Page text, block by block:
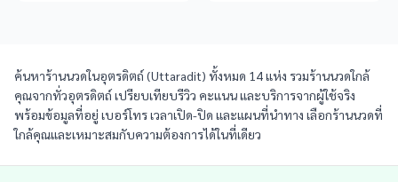
ค้นหาร้านนวดในอุตรดิตถ์ (Uttaradit) ทั้งหมด 14 แห่ง รวมร้านนวดใกล้
คุณจากทั่วอุตรดิตถ์ เปรียบเทียบรีวิว คะแนน และบริการจากผู้ใช้จริง
พร้อมข้อมูลที่อยู่ เบอร์โทร เวลาเปิด-ปิด และแผนที่นำทาง เลือกร้านนวดที่
ใกล้คุณและเหมาะสมกับความต้องการได้ในที่เดียว